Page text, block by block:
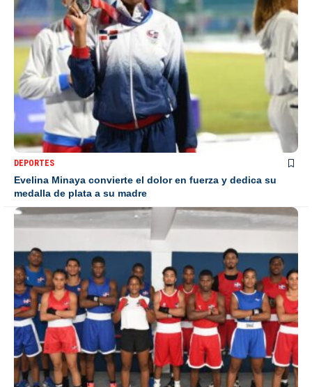
DEPORTES
Evelina Minaya convierte el dolor en fuerza y dedica su
medalla de plata a su madre